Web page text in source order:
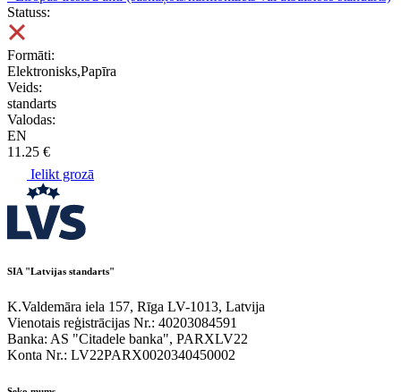
Statuss:
Formāti:
Elektronisks,Papīra
Veids:
standarts
Valodas:
EN
11.25 €
Ielikt grozā
SIA "Latvijas standarts"
K.Valdemāra iela 157, Rīga LV-1013, Latvija
Vienotais reģistrācijas Nr.: 40203084591
Banka: AS "Citadele banka", PARXLV22
Konta Nr.: LV22PARX0020340450002